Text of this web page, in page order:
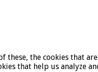
the cookies that
that help us analyze